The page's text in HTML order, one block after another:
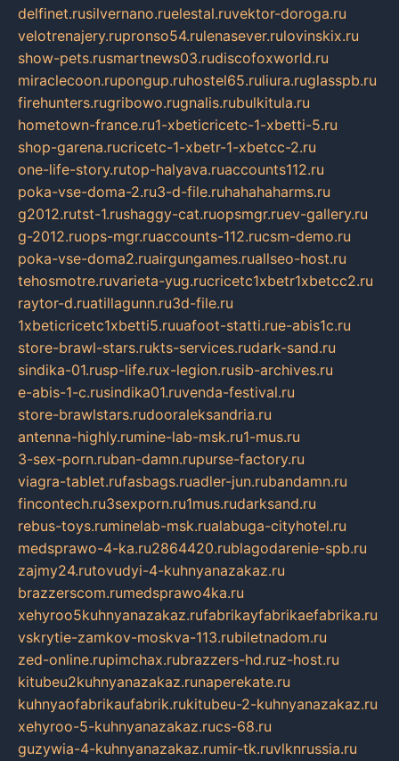
delfinet.rusilvernano.ruelestal.ruvektor-doroga.ru
velotrenajery.rupronso54.rulenasever.rulovinskix.ru
show-pets.rusmartnews03.rudiscofoxworld.ru
miraclecoon.rupongup.ruhostel65.ruliura.ruglasspb.ru
firehunters.rugribowo.rugnalis.rubulkitula.ru
hometown-france.ru1-xbeticricetc-1-xbetti-5.ru
shop-garena.rucricetc-1-xbetr-1-xbetcc-2.ru
one-life-story.rutop-halyava.ruaccounts112.ru
poka-vse-doma-2.ru3-d-file.ruhahahaharms.ru
g2012.rutst-1.rushaggy-cat.ruopsmgr.ruev-gallery.ru
g-2012.ruops-mgr.ruaccounts-112.rucsm-demo.ru
poka-vse-doma2.ruairgungames.ruallseo-host.ru
tehosmotre.ruvarieta-yug.rucricetc1xbetr1xbetcc2.ru
raytor-d.ruatillagunn.ru3d-file.ru
1xbeticricetc1xbetti5.ruuafoot-statti.rue-abis1c.ru
store-brawl-stars.rukts-services.rudark-sand.ru
sindika-01.rusp-life.rux-legion.rusib-archives.ru
e-abis-1-c.rusindika01.ruvenda-festival.ru
store-brawlstars.rudooraleksandria.ru
antenna-highly.rumine-lab-msk.ru1-mus.ru
3-sex-porn.ruban-damn.rupurse-factory.ru
viagra-tablet.rufasbags.ruadler-jun.rubandamn.ru
fincontech.ru3sexporn.ru1mus.rudarksand.ru
rebus-toys.ruminelab-msk.rualabuga-cityhotel.ru
medsprawo-4-ka.ru2864420.rublagodarenie-spb.ru
zajmy24.rutovudyi-4-kuhnyanazakaz.ru
brazzerscom.rumedsprawo4ka.ru
xehyroo5kuhnyanazakaz.rufabrikayfabrikaefabrika.ru
vskrytie-zamkov-moskva-113.rubiletnadom.ru
zed-online.rupimchax.rubrazzers-hd.ruz-host.ru
kitubeu2kuhnyanazakaz.runaperekate.ru
kuhnyaofabrikaufabrik.rukitubeu-2-kuhnyanazakaz.ru
xehyroo-5-kuhnyanazakaz.rucs-68.ru
guzywia-4-kuhnyanazakaz.rumir-tk.ruvlknrussia.ru